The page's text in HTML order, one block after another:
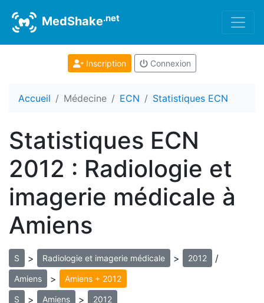
MedShake.net
Inscription Connexion
Accueil Médecine ECN Statistiques ECN
Statistiques ECN
2012 : Radiologie et
imagerie médicale à
Amiens
S > Radiologie et imagerie médicale > 2012 /
Amiens > Amiens + 2012
S > Amiens > 2012